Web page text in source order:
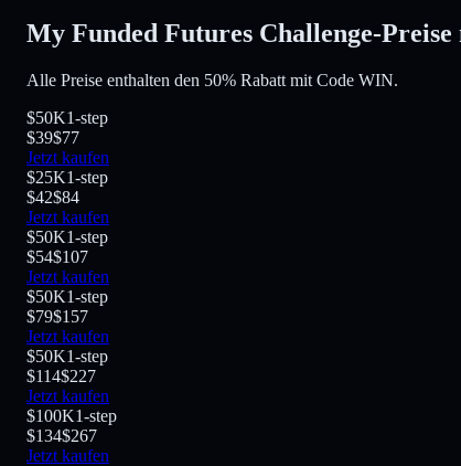
My Funded Futures Challenge-
Alle Preise enthalten den 50% Rabatt mit Code WIN.
$50K1-step
$39$77
Jetzt kaufen
$25K1-step
$42$84
Jetzt kaufen
$50K1-step
$54$107
Jetzt kaufen
$50K1-step
$79$157
Jetzt kaufen
$50K1-step
$114$227
Jetzt kaufen
$100K1-step
$134$267
Jetzt kaufen